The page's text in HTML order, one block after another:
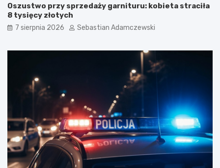
Oszustwo przy sprzedaży garnituru: kobieta straciła
8 tysięcy złotych
7 sierpnia 2026 Sebastian Adamczewski